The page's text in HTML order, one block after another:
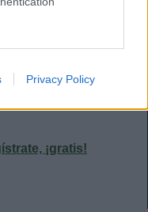
and other
Privacy Policy
¡gratis!